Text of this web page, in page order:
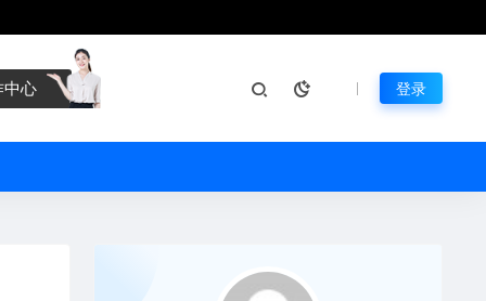
中心 登录